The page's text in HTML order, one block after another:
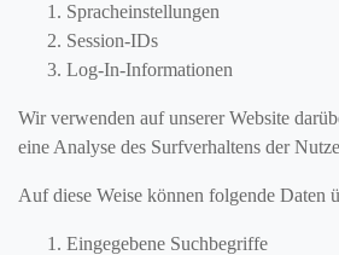
Spracheinstellungen
Session-IDs
Log-In-Informationen
Wir verwenden auf unserer Website
eine Analyse des Surfverhaltens der
Auf diese Weise können folgende Daten
Eingegebene Suchbegriffe